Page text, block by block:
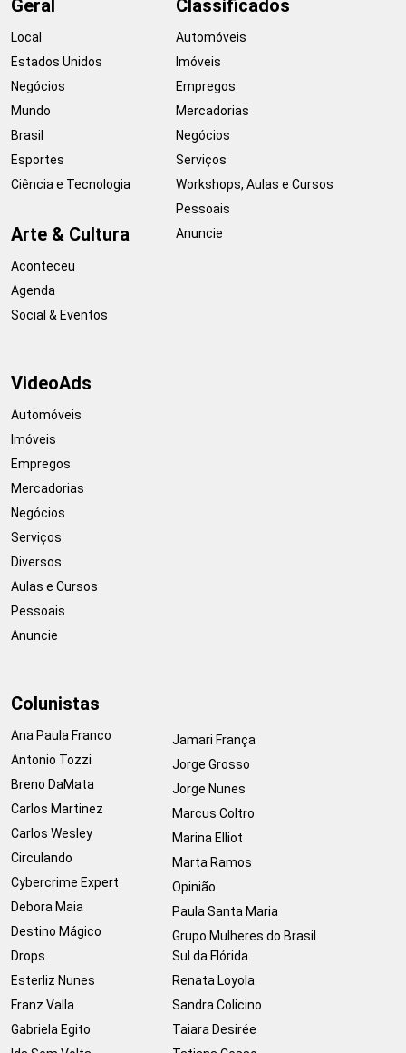
Geral
Local
Estados Unidos
Negócios
Mundo
Brasil
Esportes
Ciência e Tecnologia
Arte & Cultura
Aconteceu
Agenda
Social & Eventos
Classificados
Automóveis
Imóveis
Empregos
Mercadorias
Negócios
Serviços
Workshops, Aulas e Cursos
Pessoais
Anuncie
VideoAds
Automóveis
Imóveis
Empregos
Mercadorias
Negócios
Serviços
Diversos
Aulas e Cursos
Pessoais
Anuncie
Colunistas
Ana Paula Franco
Antonio Tozzi
Breno DaMata
Carlos Martinez
Carlos Wesley
Circulando
Cybercrime Expert
Debora Maia
Destino Mágico
Drops
Esterliz Nunes
Franz Valla
Gabriela Egito
Jamari França
Jorge Grosso
Jorge Nunes
Marcus Coltro
Marina Elliot
Marta Ramos
Opinião
Paula Santa Maria
Grupo Mulheres do Brasil
Sul da Flórida
Renata Loyola
Sandra Colicino
Taiara Desirée